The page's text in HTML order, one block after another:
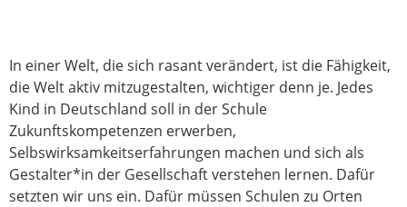
In einer Welt, die sich rasant verändert, ist die Fähigkeit,
die Welt aktiv mitzugestalten, wichtiger denn je. Jedes
Kind in Deutschland soll in der Schule
Zukunftskompetenzen erwerben,
Selbswirksamkeitserfahrungen machen und sich als
Gestalter*in der Gesellschaft verstehen lernen. Dafür
setzten wir uns ein. Dafür müssen Schulen zu Orten